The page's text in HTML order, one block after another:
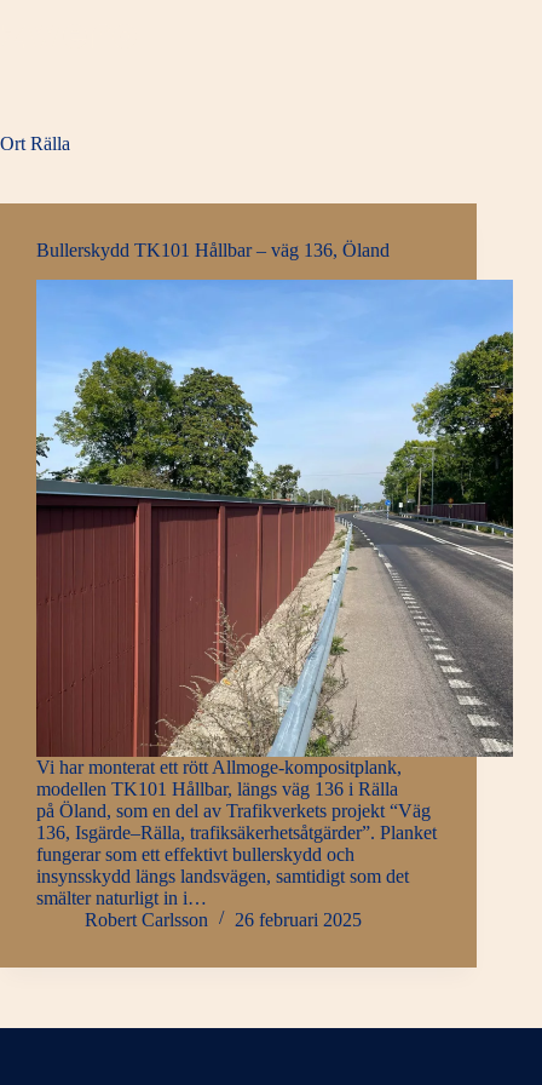
Ort Rälla
Bullerskydd TK101 Hållbar – väg 136, Öland
Vi har monterat ett rött Allmoge-kompositplank,
modellen TK101 Hållbar, längs väg 136 i Rälla
på Öland, som en del av Trafikverkets projekt “Väg
136, Isgärde–Rälla, trafiksäkerhetsåtgärder”. Planket
fungerar som ett effektivt bullerskydd och
insynsskydd längs landsvägen, samtidigt som det
smälter naturligt in i…
Robert Carlsson
26 februari 2025